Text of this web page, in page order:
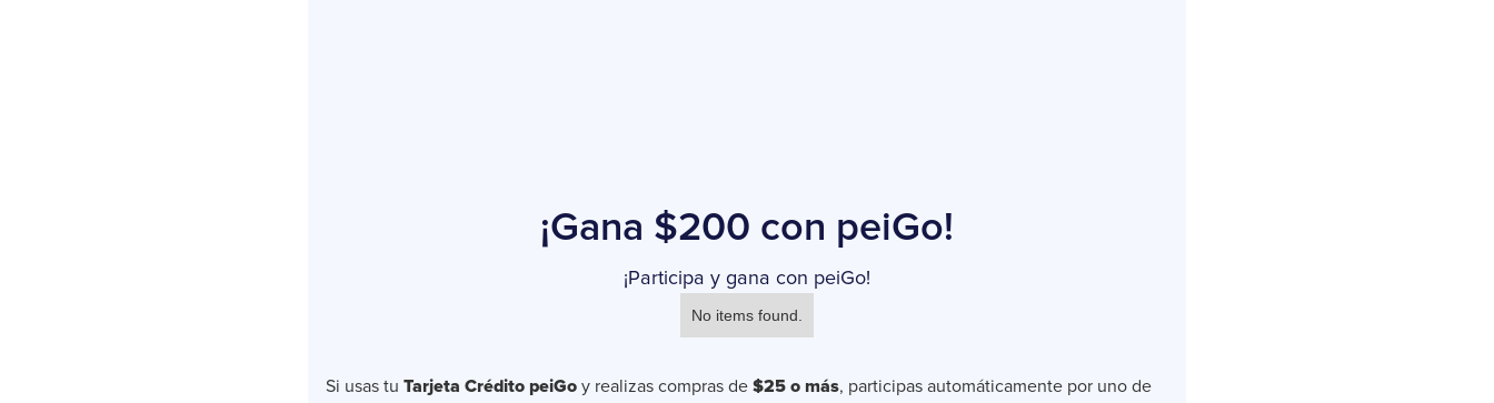
¡Gana $200 con peiGo!
¡Participa y gana con peiGo!
No items found.
Si usas tu Tarjeta Crédito peiGo y realizas compras de $25 o más, participas automáticamente por uno de